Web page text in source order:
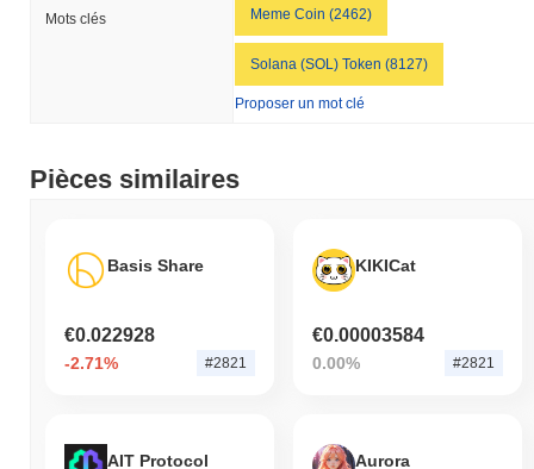
Mots clés Meme Coin (2462)
Solana (SOL) Token (8127)
Proposer un mot clé
Pièces similaires
Basis Share
€0.022928
-2.71% #2821
KIKICat
€0.00003584
0.00% #2821
AIT Protocol Aurora